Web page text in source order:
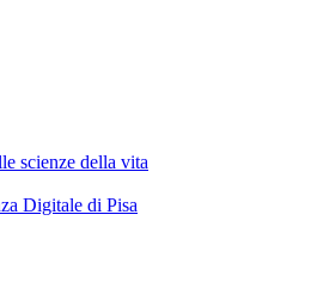
scienze della vita
Digitale di Pisa